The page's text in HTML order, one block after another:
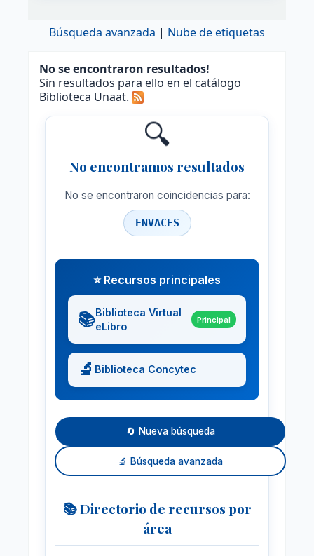
Búsqueda avanzada Nube de etiquetas
No se encontraron resultados!
Sin resultados para ello en el catálogo
Biblioteca Unaat.
🔍
No encontramos resultados
No se encontraron coincidencias para:
ENVACES
⭐ Recursos principales
📚Biblioteca Virtual
eLibro
Principal
🔬 Biblioteca Concytec
🔄 Nueva búsqueda
🔬 Búsqueda avanzada
📚 Directorio de recursos por
área